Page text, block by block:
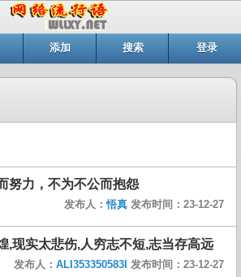
添加 搜索 登录
努力，不为不公而抱怨
发布人：悟真 发布时间：23-12-27
,现实太悲伤,人穷志不短,志当存高远
发布人： ALI353350583I 发布时间：23-12-27